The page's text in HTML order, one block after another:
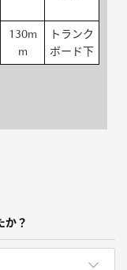
130m
m
トランク
ボード下
か？